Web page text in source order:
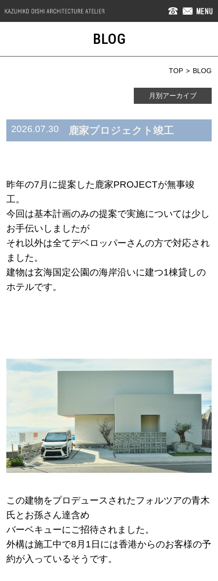
BLOG
TOP BLOG
月別アーカイブ
2026.07.30 鹿家プロジェクト竣工
昨年の7月に提案した鹿家PROJECTが無事竣
工。
今回は基本計画のみの提案で実施については少し
お手伝いしましたが
それ以外は全てデベロッパーさんの方で対応され
ました。
建物は玄海国定公園の海岸沿いに建つ1棟貸しの
ホテルです。
この建物をプロデュースされたフォルツアの青木
氏とお孫さん達含め
バーベキューにご招待されました。
外構は施工中で8月1日には香港からのお客様の予
約が入っているそうです。